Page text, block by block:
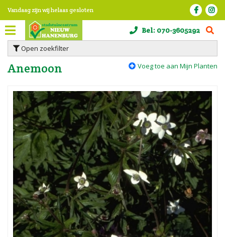
n
Vandaag zijn wij helaas gesloten
Bel: 070-3605292
Open zoekfilter
Anemoon Voeg toe aan Mijn Planten